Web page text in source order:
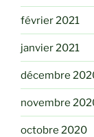
février 2021
janvier 2021
décembre
novembre
octobre 2020